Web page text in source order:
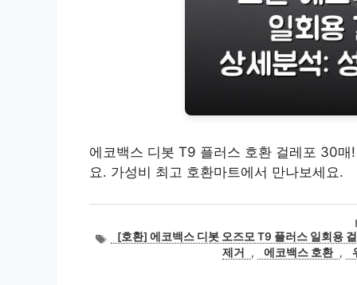
에코백스 디봇 T9 플러스 호환 걸레포 30
요. 가성비 최고 호환마트에서 만나보세요.
태[호환] 에코백스 디봇 오즈모 T9 플러스 일회용
제거
, 에코백스 호환 ,